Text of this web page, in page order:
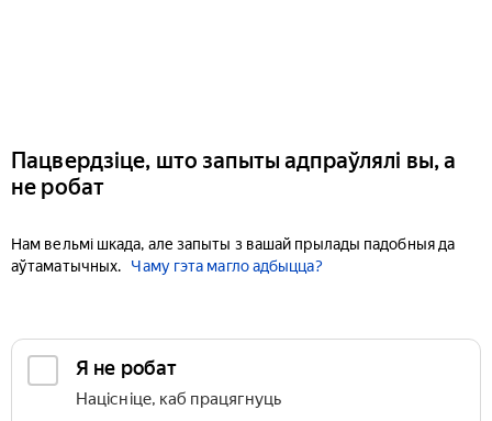
Пацвердзіце, што запыты адпраўлялі вы, а
не робат
Нам вельмі шкада, але запыты з вашай прылады падобныя да
аўтаматычных.
Чаму гэта магло адбыцца?
Я не робат
Націсніце, каб працягнуць